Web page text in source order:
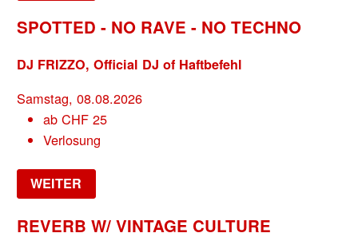
SPOTTED - NO RAVE - NO TECHNO
DJ FRIZZO, Official DJ of Haftbefehl
Samstag, 08.08.2026
ab CHF25
Verlosung
WEITER
REVERB W/ VINTAGE CULTURE